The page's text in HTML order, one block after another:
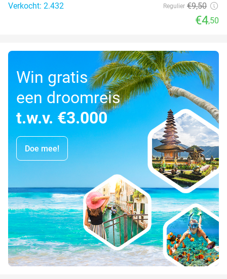
Verkocht: 2.432
Regulier €9,50
€4,50
Win gratis
een droomreis
t.w.v. €3.000
Doe mee!